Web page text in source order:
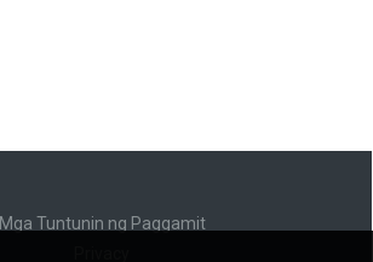
Mga Tuntunin ng Paggamit